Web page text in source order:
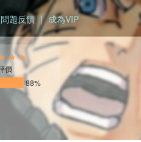
問題反饋｜成為VIP
★ ★
價
88%